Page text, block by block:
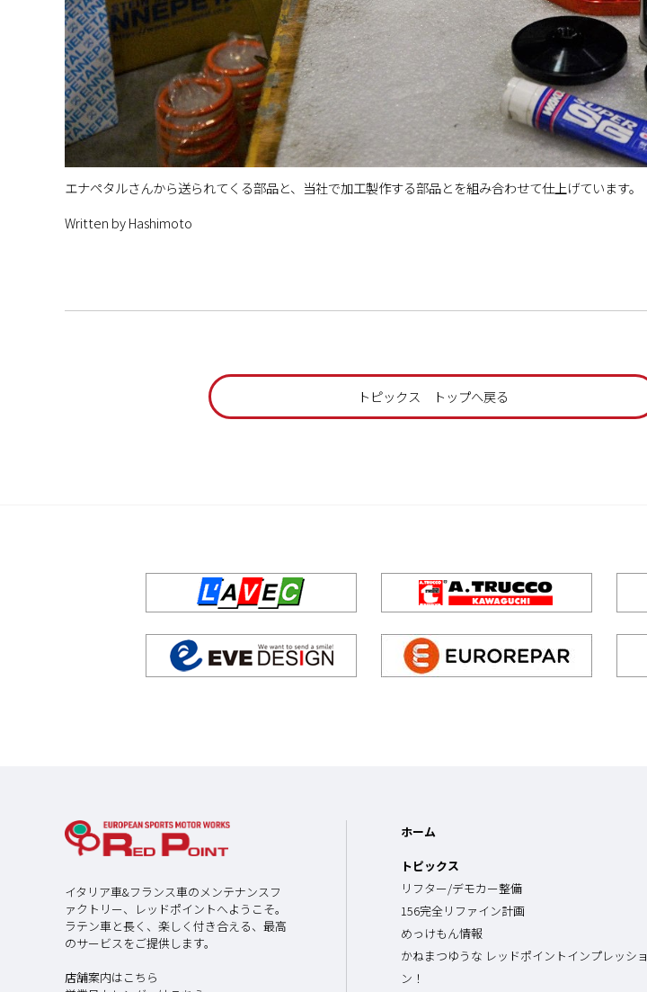
エナペタルさんから送られてくる部品と、当社で加工製作する部品とを組み合わせて仕上げています。
Written by Hashimoto
トピックス トップへ戻る
イタリア車&フランス車のメンテナンスフ
ァクトリー、レッドポイントへようこそ。
ラテン車と長く、楽しく付き合える、最高
のサービスをご提供します。
店舗案内はこちら
ホーム
トピックス
リフター/デモカー整備
156完全リファイン計画
めっけもん情報
かねまつゆうな レッドポイントインプレッショ
ン！